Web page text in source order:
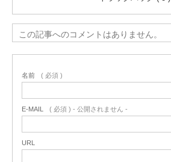
この記事へのコメントはありません。
名前 ( 必須 )
E-MAIL ( 必須 ) - 公開されません -
URL